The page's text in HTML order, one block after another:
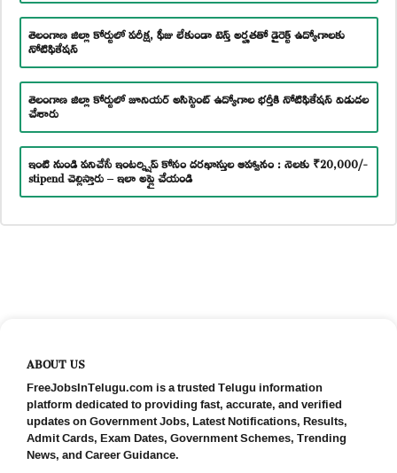
తెలంగాణ జిల్లా కోర్టులో పరీక్ష, ఫీజు లేకుండా టెన్త్ అర్హతతో డైరెక్ట్ ఉద్యోగాలకు
నోటిఫికేషన్
తెలంగాణ జిల్లా కోర్టులో జూనియర్ అసిస్టెంట్ ఉద్యోగాల భర్తీకి నోటిఫికేషన్ విడుదల
చేశారు
ఇంటి నుండి పనిచేసే ఇంటర్న్షిప్ కోసం దరఖాస్తుల ఆహ్వానం : నెలకు ₹20,000/-
stipend చెల్లిస్తారు – ఇలా అప్లై చేయండి
ABOUT US
FreeJobsInTelugu.com is a trusted Telugu information
platform dedicated to providing fast, accurate, and verified
updates on Government Jobs, Latest Notifications, Results,
Admit Cards, Exam Dates, Government Schemes, Trending
News, and Career Guidance.